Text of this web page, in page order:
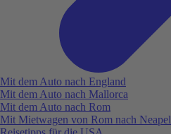
Mit dem Auto nach England
Mit dem Auto nach Mallorca
Mit dem Auto nach Rom
Mit Mietwagen von Rom nach Neapel